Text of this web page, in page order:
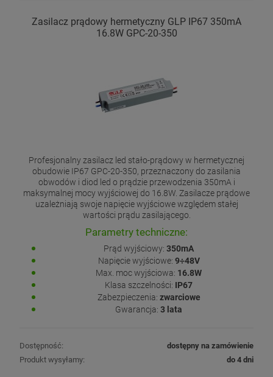
Zasilacz prądowy hermetyczny GLP IP67 350mA
16.8W GPC-20-350
Profesjonalny zasilacz led stało-prądowy w hermetycznej
obudowie IP67 GPC-20-350, przeznaczony do zasilania
obwodów i diod led o prądzie przewodzenia 350mA i
maksymalnej mocy wyjściowej do 16.8W. Zasilacze prądowe
uzależniają swoje napięcie wyjściowe względem stałej
wartości prądu zasilającego.
Parametry techniczne:
Prąd wyjściowy: 350mA
Napięcie wyjściowe: 9÷48V
Max. moc wyjściowa: 16.8W
Klasa szczelności: IP67
Zabezpieczenia: zwarciowe
Gwarancja: 3 lata
Dostępność:
dostępny na zamówienie
Produkt wysyłamy:
do 4 dni